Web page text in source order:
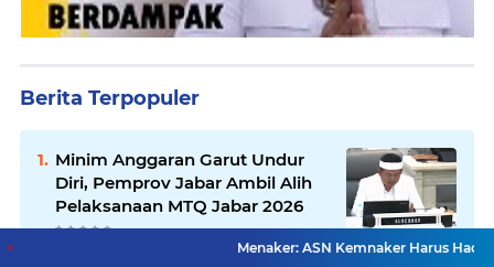
Berita Terpopuler
Minim Anggaran Garut Undur
Diri, Pemprov Jabar Ambil Alih
Pelaksanaan MTQ Jabar 2026
Menaker: ASN Kemnaker Harus Hadirkan Dampak